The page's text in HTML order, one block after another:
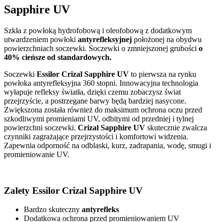
Sapphire UV
Szkła z powłoką hydrofobową i oleofobową z dodatkowym
utwardzeniem powłoki antyrefleksyjnej położonej na obydwu
powierzchniach soczewki. Soczewki o zmniejszonej grubości o
40% cieńsze od standardowych.
Soczewki Essilor Crizal Sapphire UV to pierwsza na rynku
powłoka antyrefleksyjna 360 stopni. Innowacyjna technologia
wyłapuje refleksy światła, dzięki czemu zobaczysz świat
przejrzyście, a postrzegane barwy będą bardziej nasycone.
Zwiększona została również do maksimum ochrona oczu przed
szkodliwymi promieniami UV, odbitymi od przedniej i tylnej
powierzchni soczewki. Crizal Sapphire UV skutecznie zwalcza
czynniki zagrażające przejrzystości i komfortowi widzenia.
Zapewnia odporność na odblaski, kurz, zadrapania, wodę, smugi i
promieniowanie UV.
Zalety Essilor Crizal Sapphire UV
Bardzo skuteczny antyrefleks
Dodatkowa ochrona przed promieniowaniem UV